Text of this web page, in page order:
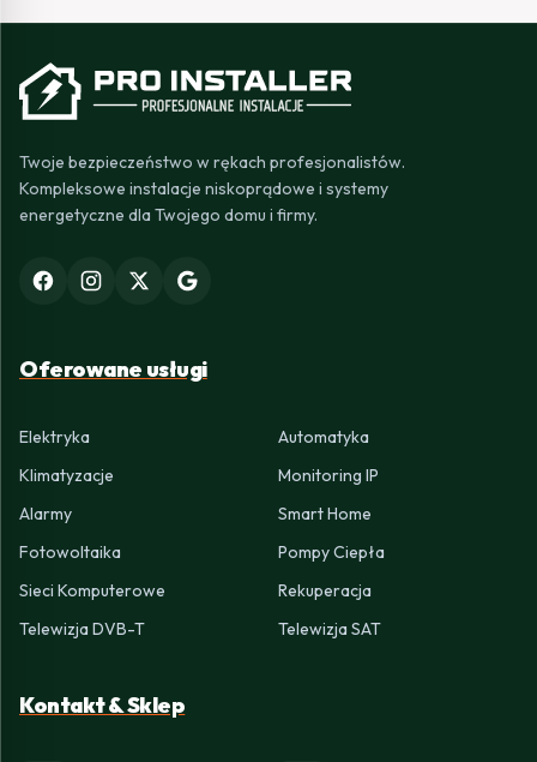
Twoje bezpieczeństwo w rękach profesjonalistów.
Kompleksowe instalacje niskoprądowe i systemy
energetyczne dla Twojego domu i firmy.
Oferowane usługi
Elektryka
Automatyka
Klimatyzacje
Monitoring IP
Alarmy
Smart Home
Fotowoltaika
Pompy Ciepła
Sieci Komputerowe
Rekuperacja
Telewizja DVB-T
Telewizja SAT
Kontakt & Sklep